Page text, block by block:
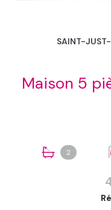
SAINT-
Maison 5 pièce(s) 4 chambre(s)
2